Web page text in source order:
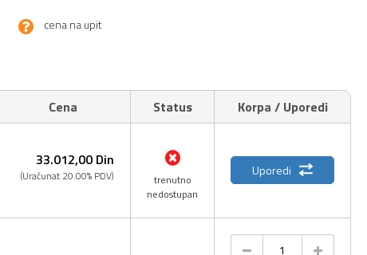
cena na upit
Cena Status Korpa / Uporedi
33.012,00 Din
(Uračunat 20.00% PDV)
trenutno
nedostupan
Uporedi